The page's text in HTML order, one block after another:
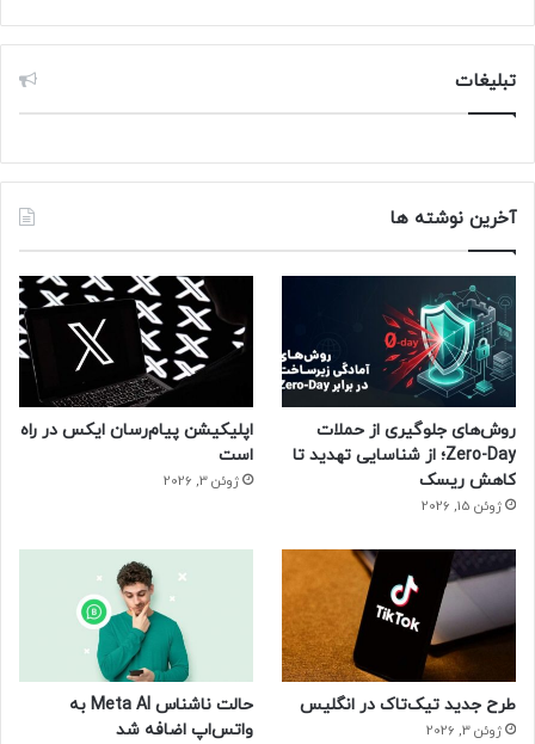
گفت که باور دارد کشورهای کوچک‌تر احتمالاً اولین کشورهایی
خواهند بود که بیت‌کوین را به‌عنوان ذخایر استراتژیک خریداری
خواهند کرد؛ اما این تغییر ممکن است به‌تدریج و به‌مرور زمان رخ
دهد.
حتما بخوانید :
منبع : زومیت
تبلیغات
آخرین نوشته ها
روش‌های جلوگیری از حملات
Zero-Day؛ از شناسایی تهدید تا
کاهش ریسک
ژوئن 15, 2026
اپلیکیشن پیام‌رسان ایکس در راه
است
ژوئن 3, 2026
طرح جدید تیک‌تاک در انگلیس
ژوئن 3, 2026
حالت ناشناس Meta AI به
واتس‌اپ اضافه شد